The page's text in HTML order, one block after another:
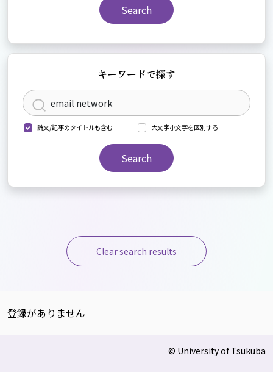
Search
キーワードで探す
論文/記事のタイトルも含む 大文字小文字を区別する
Search
Clear search results
登録がありません
© University of Tsukuba